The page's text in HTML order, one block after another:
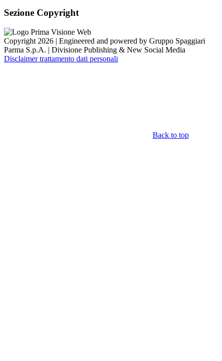
Sezione Copyright
Copyright 2026 | Engineered and powered by Gruppo Spaggiari
Parma S.p.A. | Divisione Publishing & New Social Media
Disclaimer trattamento dati personali
Back to top